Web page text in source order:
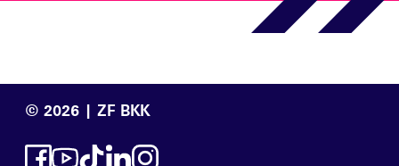
© 2026 | ZF BKK